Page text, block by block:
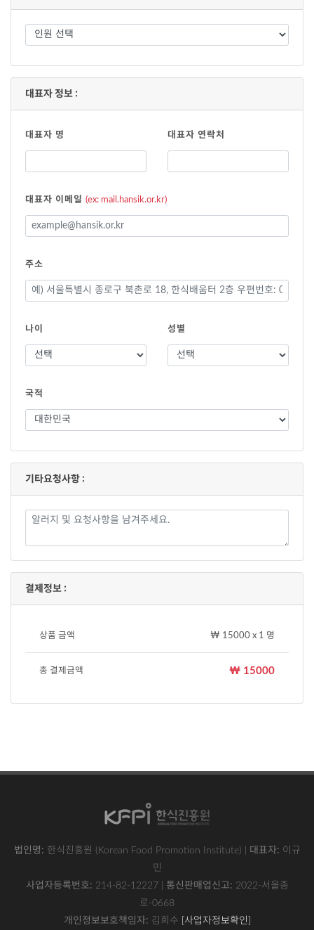
대표자 정보 :
대표자 명 대표자 연락처
대표자 이메일 (ex: mail.hansik.or.kr)
주소
나이 성별
국적
기타요청사항 :
결제정보 :
상품 금액 ₩ 15000 x 1 명
총 결제금액 ₩ 15000
법인명: 한식진흥원 (Korean Food Promotion Institute) | 대표자: 이규
민
사업자등록번호: 214-82-12227 | 통신판매업신고: 2022-서울종
로-0668
개인정보보호책임자: 김희수 사업자정보확인
[사업자정보확인]